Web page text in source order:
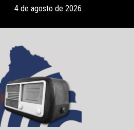
os risco da infecção sem o
4 de agosto de 2026